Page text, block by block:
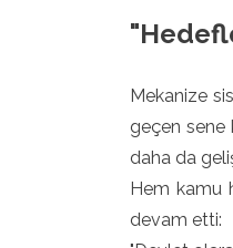
Mekanize
geçen sene
daha da
Hem kamu
devam etti: